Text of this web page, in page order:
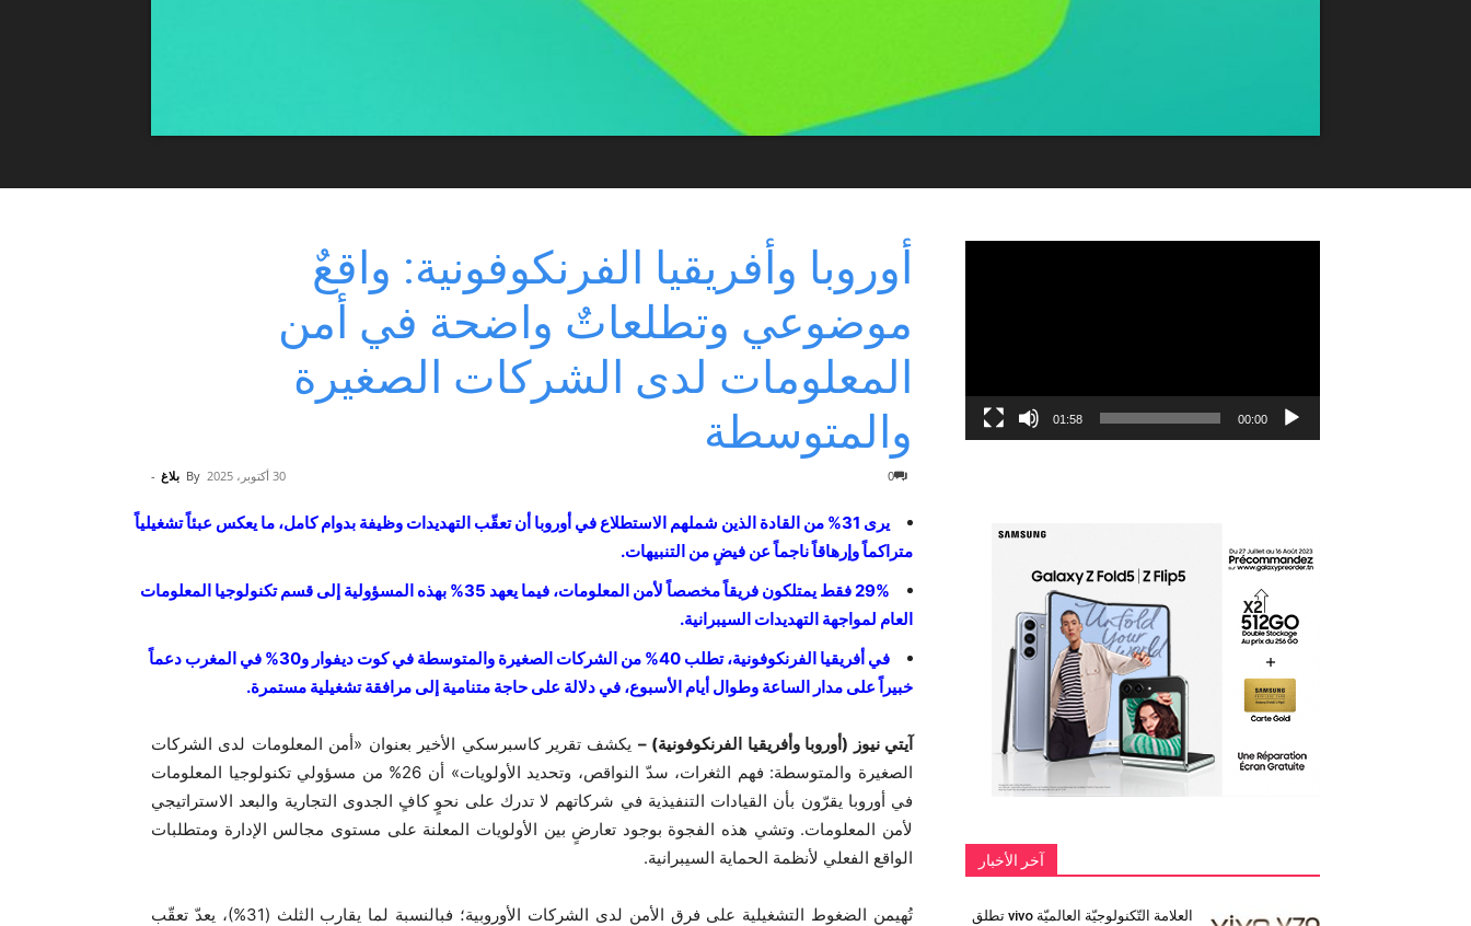
أوروبا وأفريقيا الفرنكوفونية: واقعٌ
موضوعي وتطلعاتٌ واضحة في أمن
المعلومات لدى الشركات الصغيرة
والمتوسطة
By بلاغ - 30 أكتوبر، 2025 0
يرى 31% من القادة الذين شملهم الاستطلاع في أوروبا أن تعقّب التهديدات وظيفة بدوام كامل، ما يعكس عبئاً تشغيلياً
متراكماً وإرهاقاً ناجماً عن فيضٍ من التنبيهات.
29% فقط يمتلكون فريقاً مخصصاً لأمن المعلومات، فيما يعهد 35% بهذه المسؤولية إلى قسم تكنولوجيا المعلومات
العام لمواجهة التهديدات السيبرانية.
في أفريقيا الفرنكوفونية، تطلب 40% من الشركات الصغيرة والمتوسطة في كوت ديفوار و30% في المغرب دعماً
خبيراً على مدار الساعة وطوال أيام الأسبوع، في دلالة على حاجة متنامية إلى مرافقة تشغيلية مستمرة.
آيتي نيوز (أوروبا وأفريقيا الفرنكوفونية) – يكشف تقرير كاسبرسكي الأخير بعنوان «أمن المعلومات لدى الشركات
الصغيرة والمتوسطة: فهم الثغرات، سدّ النواقص، وتحديد الأولويات» أن 26% من مسؤولي تكنولوجيا المعلومات
في أوروبا يقرّون بأن القيادات التنفيذية في شركاتهم لا تدرك على نحوٍ كافٍ الجدوى التجارية والبعد الاستراتيجي
لأمن المعلومات. وتشي هذه الفجوة بوجود تعارضٍ بين الأولويات المعلنة على مستوى مجالس الإدارة ومتطلبات
الواقع الفعلي لأنظمة الحماية السيبرانية.
تُهيمن الضغوط التشغيلية على فرق الأمن لدى الشركات الأوروبية؛ فبالنسبة لما يقارب الثلث (31%)، يعدّ تعقّب
00:00
01:58
آخر الأخبار
العلامة التّكنولوجيّة العالميّة vivo تطلق